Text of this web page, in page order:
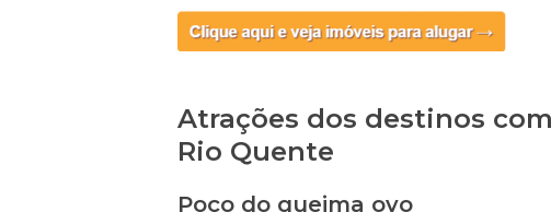
Atrações dos destinos
Rio Quente
Poço do queima ovo